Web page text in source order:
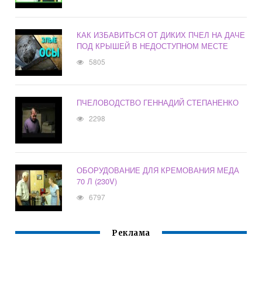
КАК ИЗБАВИТЬСЯ ОТ ДИКИХ ПЧЕЛ НА ДАЧЕ
ПОД КРЫШЕЙ В НЕДОСТУПНОМ МЕСТЕ
5805
ПЧЕЛОВОДСТВО ГЕННАДИЙ СТЕПАНЕНКО
2298
ОБОРУДОВАНИЕ ДЛЯ КРЕМОВАНИЯ МЕДА
70 Л (230V)
6797
Реклама